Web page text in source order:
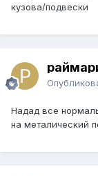
кузова/подвески
Надад все
на металический